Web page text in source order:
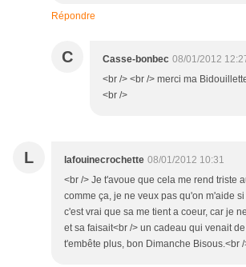
Répondre
C Casse-bonbec 08/01/2012
<br /> <br /> merci ma
<br />
L lafouinecrochette 08/01/2012 10:31
<br /> Je t'avoue que cela me rend triste
comme ça, je ne veux pas qu'on m'aide
c'est vrai que sa me tient a coeur, car je
et sa faisait<br /> un cadeau qui venait
t'embête plus, bon Dimanche Bisous.<br /